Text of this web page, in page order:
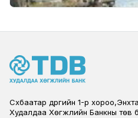
Сүхбаатар дүүргийн 1-р
Худалдаа Хөгжлийн Банкны төв